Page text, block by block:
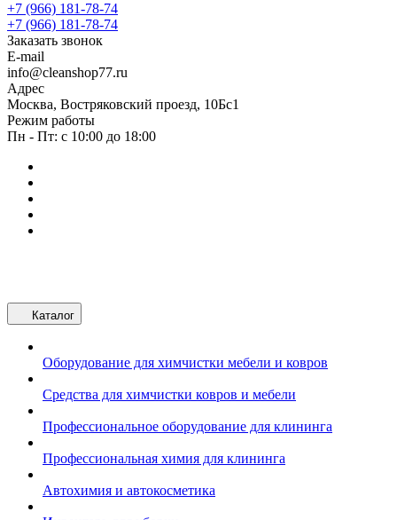
+7 (966) 181-78-74
+7 (966) 181-78-74
Заказать звонок
E-mail
info@cleanshop77.ru
Адрес
Москва, Востряковский проезд, 10Бс1
Режим работы
Пн - Пт: с 10:00 до 18:00
Каталог
Оборудование для химчистки мебели и ковров
Средства для химчистки ковров и мебели
Профессиональное оборудование для клининга
Профессиональная химия для клининга
Автохимия и автокосметика